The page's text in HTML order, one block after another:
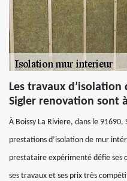
Les travaux
Sigler renovation sont
À Boissy La Riviere, dans le
prestations d’isolation de mur
prestataire expérimenté défie ses
ses travaux et ses prix très